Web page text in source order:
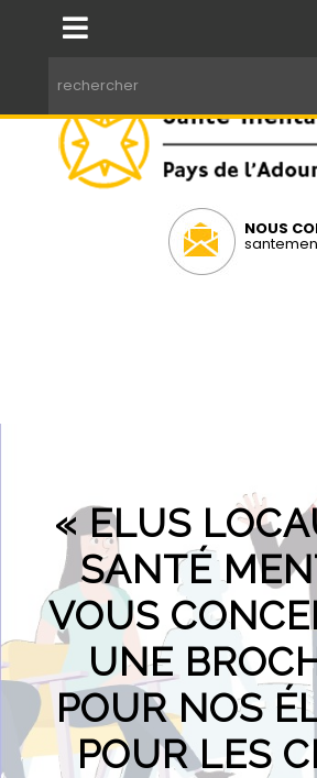
NOUS
« ELUS
SANTÉ
VOUS
UNE
POUR NOS
POUR LES